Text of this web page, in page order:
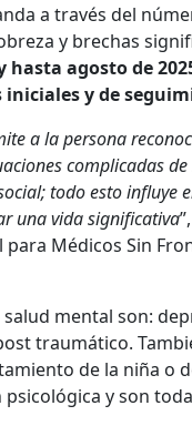
a través del
y brechas
hasta agosto de
iniciales y de
a la persona
complicadas
todo esto influye
una vida significativa
Médicos Sin
mental son:
traumático.
de la niña o
y son